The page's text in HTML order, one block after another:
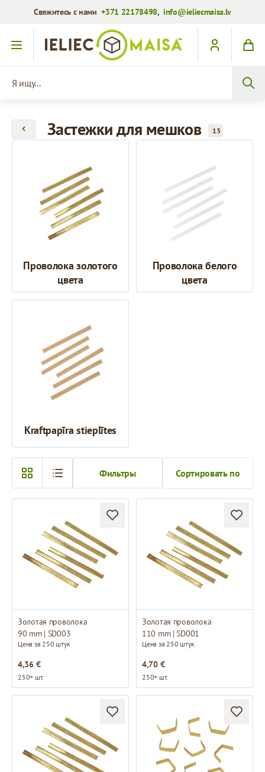
Свяжитесь с нами+371 22178498,info@ieliecmaisa.lv
Перейти к содержимому
Застежки для мешков 13
Проволокa золотого
цвета
Проволокa белого
цвета
Kraftpapīra stieplītes
Сортировать по
Фильтры
Золотая проволока
90 mm | SD003
Цена за 250 штук
4,36 €
250+ шт.
Золотая проволока
110 mm | SD001
Цена за 250 штук
4,70 €
250+ шт.